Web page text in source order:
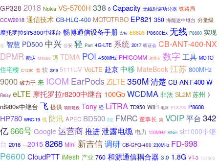
GP328 2018 Nokia VS-5700H 338 0 Capacity 无线对讲功分器 铁路局
CCW2018 通信技术 CB-HLQ-400 MOTOTRBO EP821 350 海能达中继台 分量级
摩托罗拉slr5300中继台 畅博通信设备手册 宏拓 E8608 P8600Ex 无线 P8600 实现
全 智慧 PD500 中兴 公安 轻 Part 4G-LTE 系统 2017 听证会 CB-ANT-400-NX
DPMR 能达 M3688 通 TDMA POI 450MHz PHICOMM 遨游车 数字 工具 MOTO
住宅楼 C1200 雪 软 2019 5111UV VoLTE 赴京 中移 MateBook 江苏 800MHz
9000 致力于 来 ICOM EarPods ZiLTE 350M清楚 CB-ANT-400-W
Relay eLTE 摩托罗拉r8200中继台 100Gb WCDMA 非法 SL2M 苏州 》
rd980s中继台 飞 提供 项目建设 Tony 经 LiTRA TD950 WiFi 电网 PTX700 P8608
HP780 WRC-19 线 防汛 APEC BD500 2亿 FMRC 董事长 第 VOIP平台 342
亿666号 Google 运营商推进泄露电缆 电力 150MHz KiNet slr1000中继
台 2016 --2015 8268 Mini 新吉信调研 CB-GFQ-400 230MHz FD-998
P6600 CloudPTT iMesh 产业 760 和源通信耦合器 3.0 1.8G VT-3 TC500S